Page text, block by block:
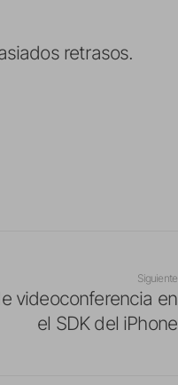
retrasos.
Siguiente
videoconferencia en
el SDK del iPhone